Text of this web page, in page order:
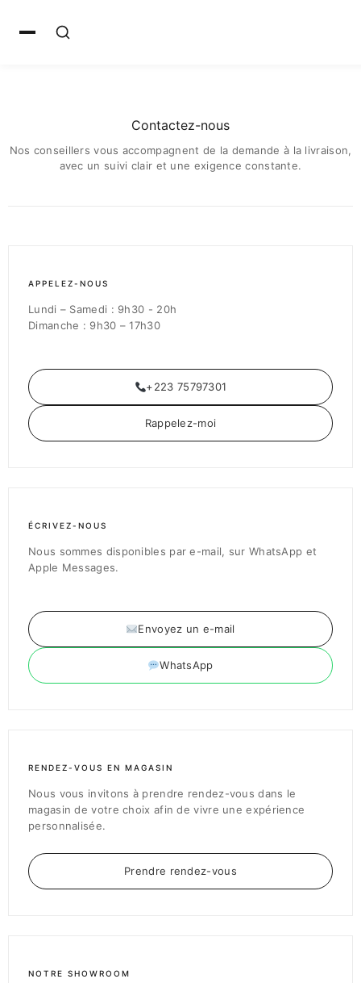
Contactez-nous
Nos conseillers vous accompagnent de la demande à la livraison,
avec un suivi clair et une exigence constante.
APPELEZ-NOUS
Lundi – Samedi : 9h30 - 20h
Dimanche : 9h30 – 17h30
+223 75797301
Rappelez-moi
ÉCRIVEZ-NOUS
Nous sommes disponibles par e-mail, sur WhatsApp et
Apple Messages.
Envoyez un e-mail
WhatsApp
RENDEZ-VOUS EN MAGASIN
Nous vous invitons à prendre rendez-vous dans le
magasin de votre choix afin de vivre une expérience
personnalisée.
Prendre rendez-vous
NOTRE SHOWROOM